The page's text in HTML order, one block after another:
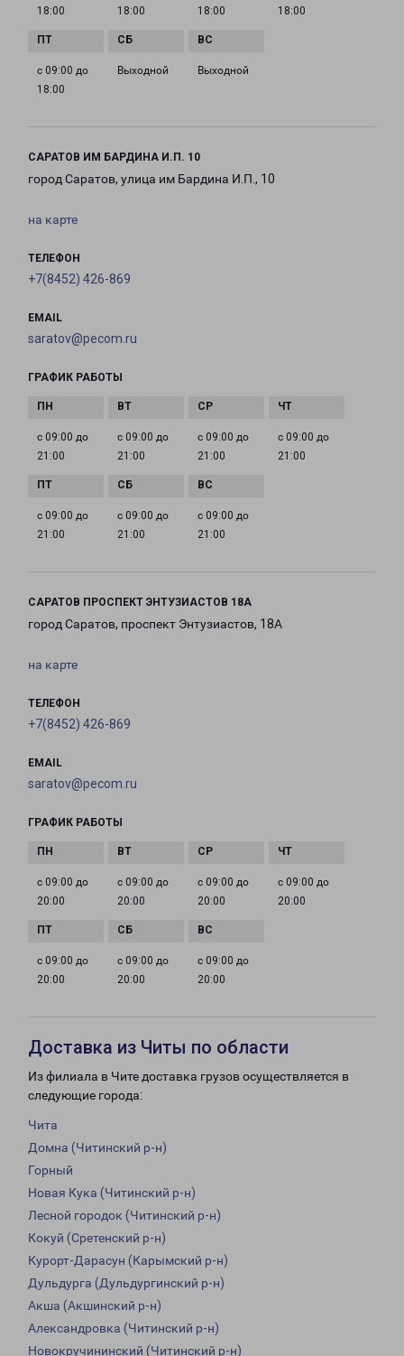
18:00
18:00
18:00
18:00
с 09:00 до
18:00
Выходной Выходной
САРАТОВ ИМ БАРДИНА И.П. 10
город Саратов, улица им Бардина И.П., 10
на карте
ТЕЛЕФОН
+7(8452) 426-869
EMAIL
saratov@pecom.ru
ГРАФИК РАБОТЫ
с 09:00 до
21:00
с 09:00 до
21:00
с 09:00 до
21:00
с 09:00 до
21:00
с 09:00 до
21:00
с 09:00 до
21:00
с 09:00 до
21:00
САРАТОВ ПРОСПЕКТ ЭНТУЗИАСТОВ 18А
город Саратов, проспект Энтузиастов, 18А
на карте
ТЕЛЕФОН
+7(8452) 426-869
EMAIL
saratov@pecom.ru
ГРАФИК РАБОТЫ
с 09:00 до
20:00
с 09:00 до
20:00
с 09:00 до
20:00
с 09:00 до
20:00
с 09:00 до
20:00
с 09:00 до
20:00
с 09:00 до
20:00
Доставка из Читы по области
Из филиала в Чите доставка грузов осуществляется в
следующие города:
Чита
Домна (Читинский р-н)
Горный
Новая Кука (Читинский р-н)
Лесной городок (Читинский р-н)
Кокуй (Сретенский р-н)
Курорт-Дарасун (Карымский р-н)
Дульдурга (Дульдургинский р-н)
Акша (Акшинский р-н)
Александровка (Читинский р-н)
Новокручининский (Читинский р-н)